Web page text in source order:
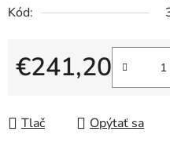
Kód:
€241,20
Tlač Opýtať sa